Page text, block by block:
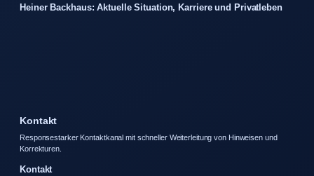
Heiner Backhaus: Aktuelle Situation, Karriere und Privatleben
Kontakt
Responsestarker Kontaktkanal mit schneller Weiterleitung von Hinweisen und
Korrekturen.
Kontakt